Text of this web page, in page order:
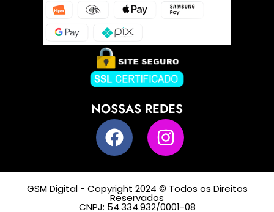
NOSSAS REDES
GSM Digital - Copyright 2024 © Todos os Direitos
Reservados
CNPJ: 54.334.932/0001-08